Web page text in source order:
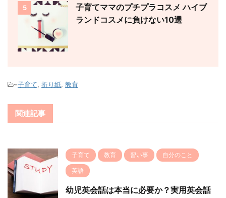
5
子育てママのプチプラコスメ ハイブ
ランドコスメに負けない10選
-子育て, 折り紙, 教育
関連記事
子育て 教育 習い事 自分のこと
英語
幼児英会話は本当に必要か？実用英会話